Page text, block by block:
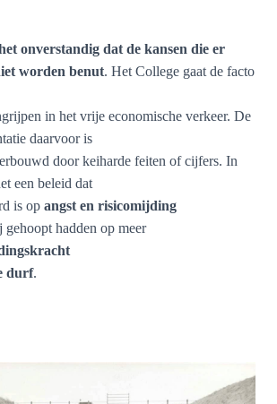
onverstandig dat de kansen die er
worden benut. Het College gaat de facto
in het vrije economische verkeer. De
daarvoor is
door keiharde feiten of cijfers. In
een beleid dat
is op angst en risicomijding
hadden op meer
durf.